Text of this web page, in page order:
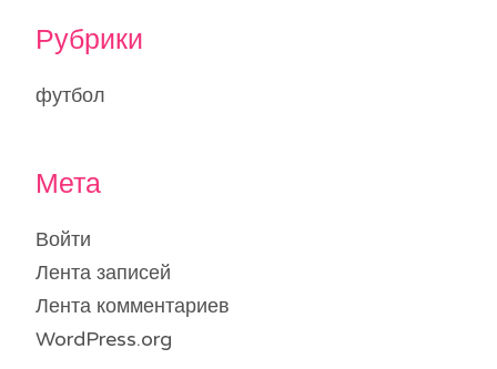
Рубрики
футбол
Мета
Войти
Лента записей
Лента комментариев
WordPress.org